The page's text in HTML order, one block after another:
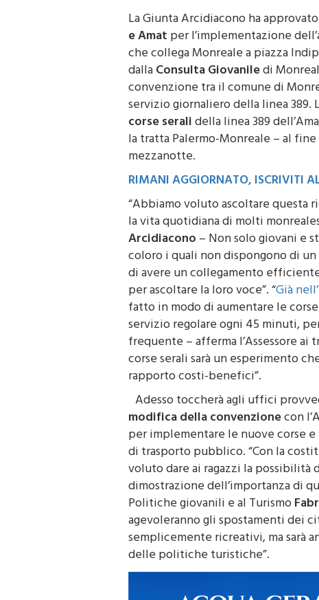
La Giunta Arcidiacono ha
e Amatper l’implementazione
che collega Monreale a piazza
dallaConsulta Giovaniledi
convenzione tra il comune di
servizio giornaliero della linea
corse seralidella linea 389
la tratta Palermo-Monreale – al
mezzanotte.
RIMANI AGGIORNATO, ISCRIVITI
“Abbiamo voluto ascoltare questa
la vita quotidiana di molti
Arcidiacono– Non solo giovani e
coloro i quali non dispongono di
di avere un collegamento
per ascoltare la loro voce”. “Già
fatto in modo di aumentare le
servizio regolare ogni 45 minuti,
frequente – afferma l’Assessore ai
corse serali sarà un esperimento
rapporto costi-benefici”.
Adesso toccherà agli uffici
modifica della convenzionecon
per implementare le nuove corse
di trasporto pubblico. “Con la
voluto dare ai ragazzi la possibilità
dimostrazione dell’importanza di
Politiche giovanili e al Turismo
agevoleranno gli spostamenti dei
semplicemente ricreativi, ma sarà
delle politiche turistiche”.